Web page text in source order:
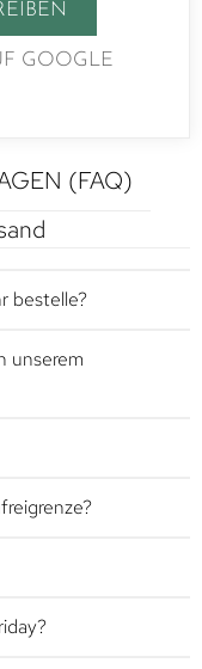
GOOGLE
(FAQ)
bestelle?
unserem